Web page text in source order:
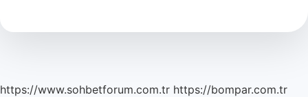
Ne
https://www.sohbetforum.com.tr https://bompar.com.tr